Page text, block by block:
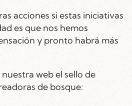
acciones si estas iniciativas
es que nos hemos
y pronto habrá más
web el sello de
de bosque: